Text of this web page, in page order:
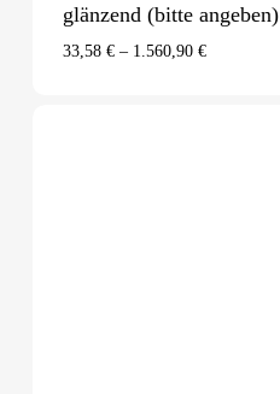
glänzend (bitte angeben)
33,58 €– 1.560,90 €